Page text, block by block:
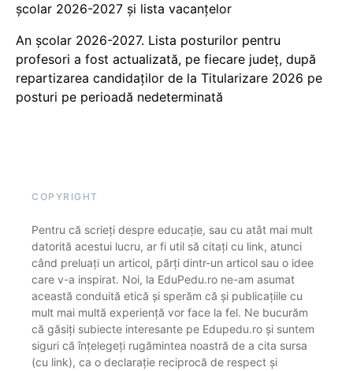
școlar 2026-2027 și lista vacanțelor
An școlar 2026-2027. Lista posturilor pentru
profesori a fost actualizată, pe fiecare județ, după
repartizarea candidaților de la Titularizare 2026 pe
posturi pe perioadă nedeterminată
COPYRIGHT
Pentru că scrieți despre educație, sau cu atât mai mult
datorită acestui lucru, ar fi util să citați cu link, atunci
când preluați un articol, părți dintr-un articol sau o idee
care v-a inspirat. Noi, la EduPedu.ro ne-am asumat
această conduită etică și sperăm că și publicațiile cu
mult mai multă experiență vor face la fel. Ne bucurăm
că găsiți subiecte interesante pe Edupedu.ro și suntem
siguri că înțelegeți rugămintea noastră de a cita sursa
(cu link), ca o declarație reciprocă de respect și